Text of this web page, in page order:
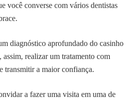
você converse com vários dentistas
diagnóstico aprofundado do casinho
assim, realizar um tratamento com
transmitir a maior confiança.
a fazer uma visita em uma de